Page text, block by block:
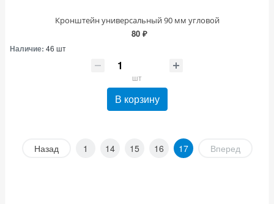
Кронштейн универсальный 90 мм угловой
80 ₽
Наличие: 46 шт
шт
В корзину
Назад 1 14 15 16 17 Вперед